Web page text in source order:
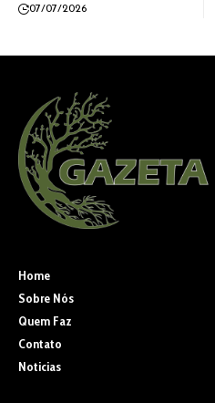
07/07/2026
Home
Sobre Nós
Quem Faz
Contato
Noticias